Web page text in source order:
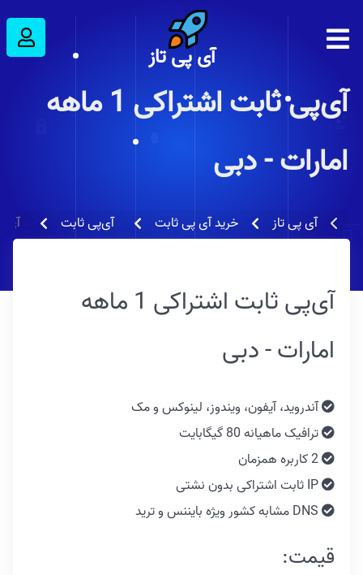
آی پی تاز
آی‌پی ثابت اشتراکی 1 ماهه
امارات - دبی
آی پی تاز خرید آی پی ثابت آی‌پی ثابت آی‌پی
آی‌پی ثابت اشتراکی 1 ماهه
امارات - دبی
آندروید، آیفون، ویندوز، لینوکس و مک
ترافیک ماهیانه 80 گیگابایت
2 کاربره همزمان
IP ثابت اشتراکی بدون نشتی
قیمت: